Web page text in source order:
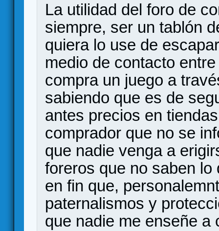
La utilidad del foro de
siempre, ser un tablón
quiera lo use de
medio de contacto
compra un juego a
sabiendo que es de
antes precios en
comprador que no se
que nadie venga a
foreros que no saben
en fin que,
paternalismos y
que nadie me enseñe a